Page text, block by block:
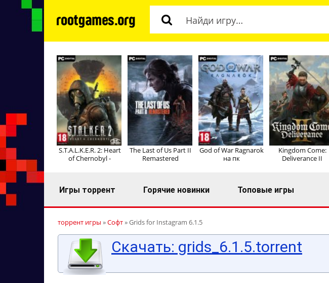
S.T.A.L.K.E.R. 2: Heart
of Chernobyl -
The Last of Us Part II
Remastered
God of War Ragnarok
на пк
Kingdom Come:
Deliverance II
Игры торрент Горячие новинки Топовые игры
торрент игры »Софт» Grids for Instagram 6.1.5
Скачать: grids_6.1.5.torrent